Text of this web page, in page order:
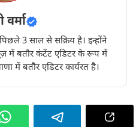
पिछले 3 साल से सक्रिय है। इन्होंने
में बतौर कंटेंट एडिटर के रूप में
में बतौर एडिटर कार्यरत है।